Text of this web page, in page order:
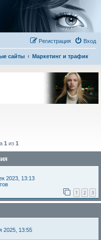
Вход
Регистрация
сайты Маркетинг и трафик
1 из 1
2023, 13:13
1 2 3
2025, 13:55